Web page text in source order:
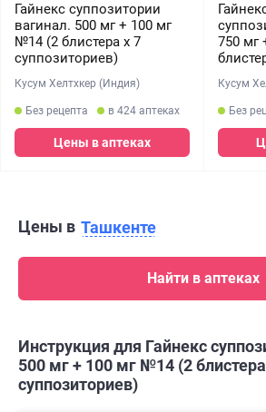
Гайнекс суппозитории
вагинал. 500 мг + 100 мг
№14 (2 блистера х 7
суппозиториев)
Кусум Хелтхкер (Индия)
Без рецепта в 424 аптеках
Цены в аптеках
750 мг
Кусум
Без
Цены в Ташкенте
Найти в аптеках
Инструкция для Гайнекс
500 мг + 100 мг №14 (2
суппозиториев)